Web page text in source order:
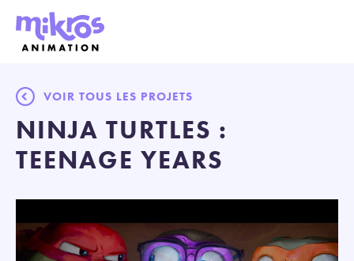
VOIR TOUS LES PROJETS
NINJA TURTLES :
TEENAGE YEARS